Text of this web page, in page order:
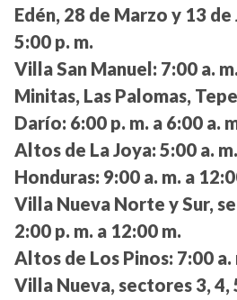
Edén, 28 de Marzo y 13 de
5:00 p. m.
Villa San Manuel: 7:00 a.
Minitas, Las Palomas,
Darío: 6:00 p. m. a 6:00 a.
Altos de La Joya: 5:00 a.
Honduras: 9:00 a. m. a
Villa Nueva Norte y Sur,
2:00 p. m. a 12:00 m.
Altos de Los Pinos: 7:00 a.
Villa Nueva, sectores 3, 4,